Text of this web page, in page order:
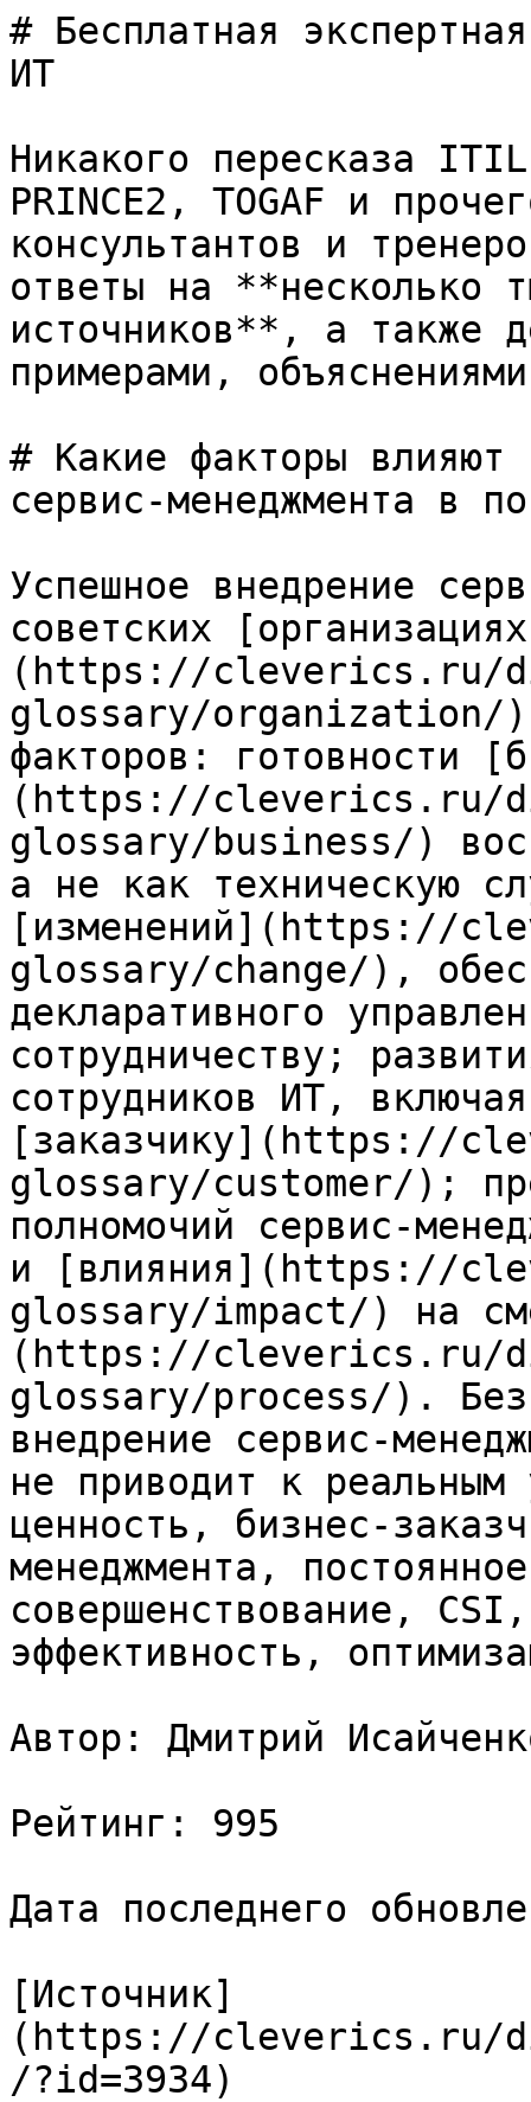
# Бесплатная
ИТ
Никакого пересказа
PRINCE2, TOGAF и
консультантов и
ответы на **несколько
источников**, а также
примерами,
# Какие факторы влияют
сервис-менеджмента в
Успешное внедрение
советских
(https://cleverics.ru/
glossary/organization/)
факторов: готовности
(https://cleverics.ru/
glossary/business/)
а не как техническую
[изменений](https://
glossary/change/),
декларативного
сотрудничеству;
сотрудников ИТ,
[заказчику](https://
glossary/customer/);
полномочий сервис-
и [влияния](https://
glossary/impact/) на
(https://cleverics.ru/
glossary/process/). Без
внедрение сервис-
не приводит к
ценность, бизнес-
менеджмента,
совершенствование,
эффективность,
Автор: Дмитрий
Рейтинг: 995
Дата последнего
[Источник]
(https://cleverics.ru/
/?id=3934)